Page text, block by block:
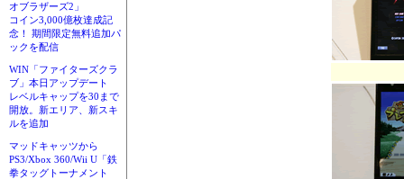
オブラザーズ2」
コイン3,000億枚達成記
念！ 期間限定無料追加パ
ックを配信
WIN「ファイターズクラ
ブ」本日アップデート
レベルキャップを30まで
開放。新エリア、新スキ
ルを追加
マッドキャッツから
PS3/Xbox 360/Wii U「鉄
拳タッグトーナメント